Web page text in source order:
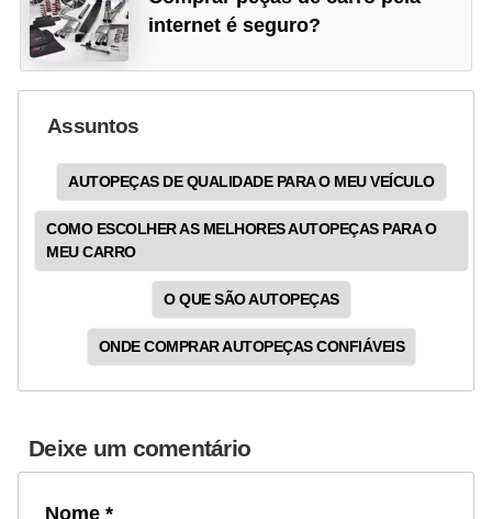
internet é seguro?
Assuntos
AUTOPEÇAS DE QUALIDADE PARA O MEU VEÍCULO
COMO ESCOLHER AS MELHORES AUTOPEÇAS PARA O
MEU CARRO
O QUE SÃO AUTOPEÇAS
ONDE COMPRAR AUTOPEÇAS CONFIÁVEIS
Deixe um comentário
Nome *